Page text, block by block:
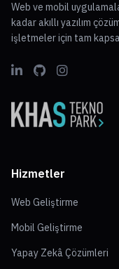
Web ve mobil
kadar akıllı yazılım
işletmeler için tam
Hizmetler
Web Geliştirme
Mobil Geliştirme
Yapay Zekâ Çözümleri